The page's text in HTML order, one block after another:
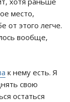
место,
от этого легче.
вообще,
к нему есть. Я
свою
остаться